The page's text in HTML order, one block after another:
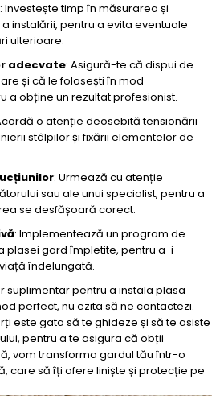
: Investește timp în măsurarea și
instalării, pentru a evita eventuale
ulterioare.
adecvate: Asigură-te că dispui de
și că le folosești în mod
a obține un rezultat profesionist.
o atenție deosebită tensionării
stâlpilor și fixării elementelor de
: Urmează cu atenție
sau ale unui specialist, pentru a
se desfășoară corect.
: Implementează un program de
plasei gard împletite, pentru a-i
îndelungată.
suplimentar pentru a instala plasa
perfect, nu ezita să ne contactezi.
este gata să te ghideze și să te asiste
pentru a te asigura că obții
vom transforma gardul tău într-o
care să îți ofere liniște și protecție pe